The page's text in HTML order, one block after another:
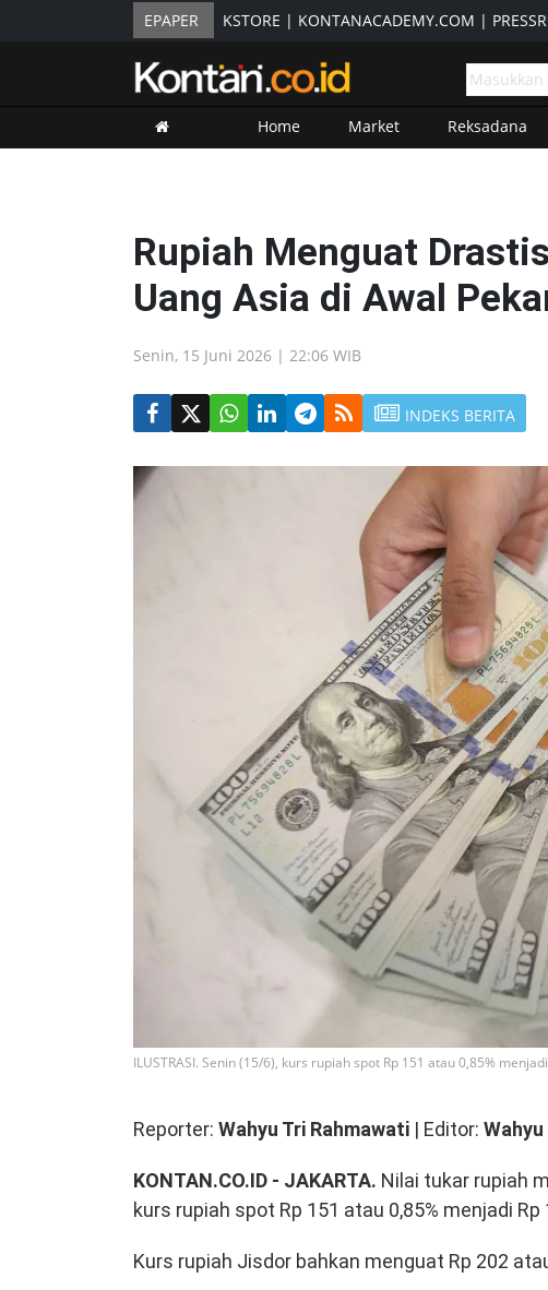
EPAPER KSTORE | KONTANACADEMY.COM |
Home Market Reksadana
Rupiah Menguat
Uang Asia di Awal
Senin, 15 Juni 2026 | 22:06 WIB
INDEKS BERITA
ILUSTRASI. Senin (15/6), kurs rupiah spot Rp 151 atau 0,85%
Reporter: Wahyu Tri Rahmawati | Editor:
KONTAN.CO.ID - JAKARTA. Nilai tukar rupiah
kurs rupiah spot Rp 151 atau 0,85% menjadi
Kurs rupiah Jisdor bahkan menguat Rp 202